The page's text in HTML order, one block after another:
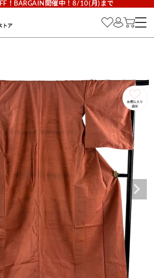
！BARGAIN開催中！8/10(月)まで